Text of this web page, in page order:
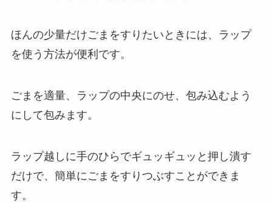
ほんの少量だけごまをすりたいときには、ラップ
を使う方法が便利です。
ごまを適量、ラップの中央にのせ、包み込むよう
にして包みます。
ラップ越しに手のひらでギュッギュッと押し潰す
だけで、簡単にごまをすりつぶすことができま
す。